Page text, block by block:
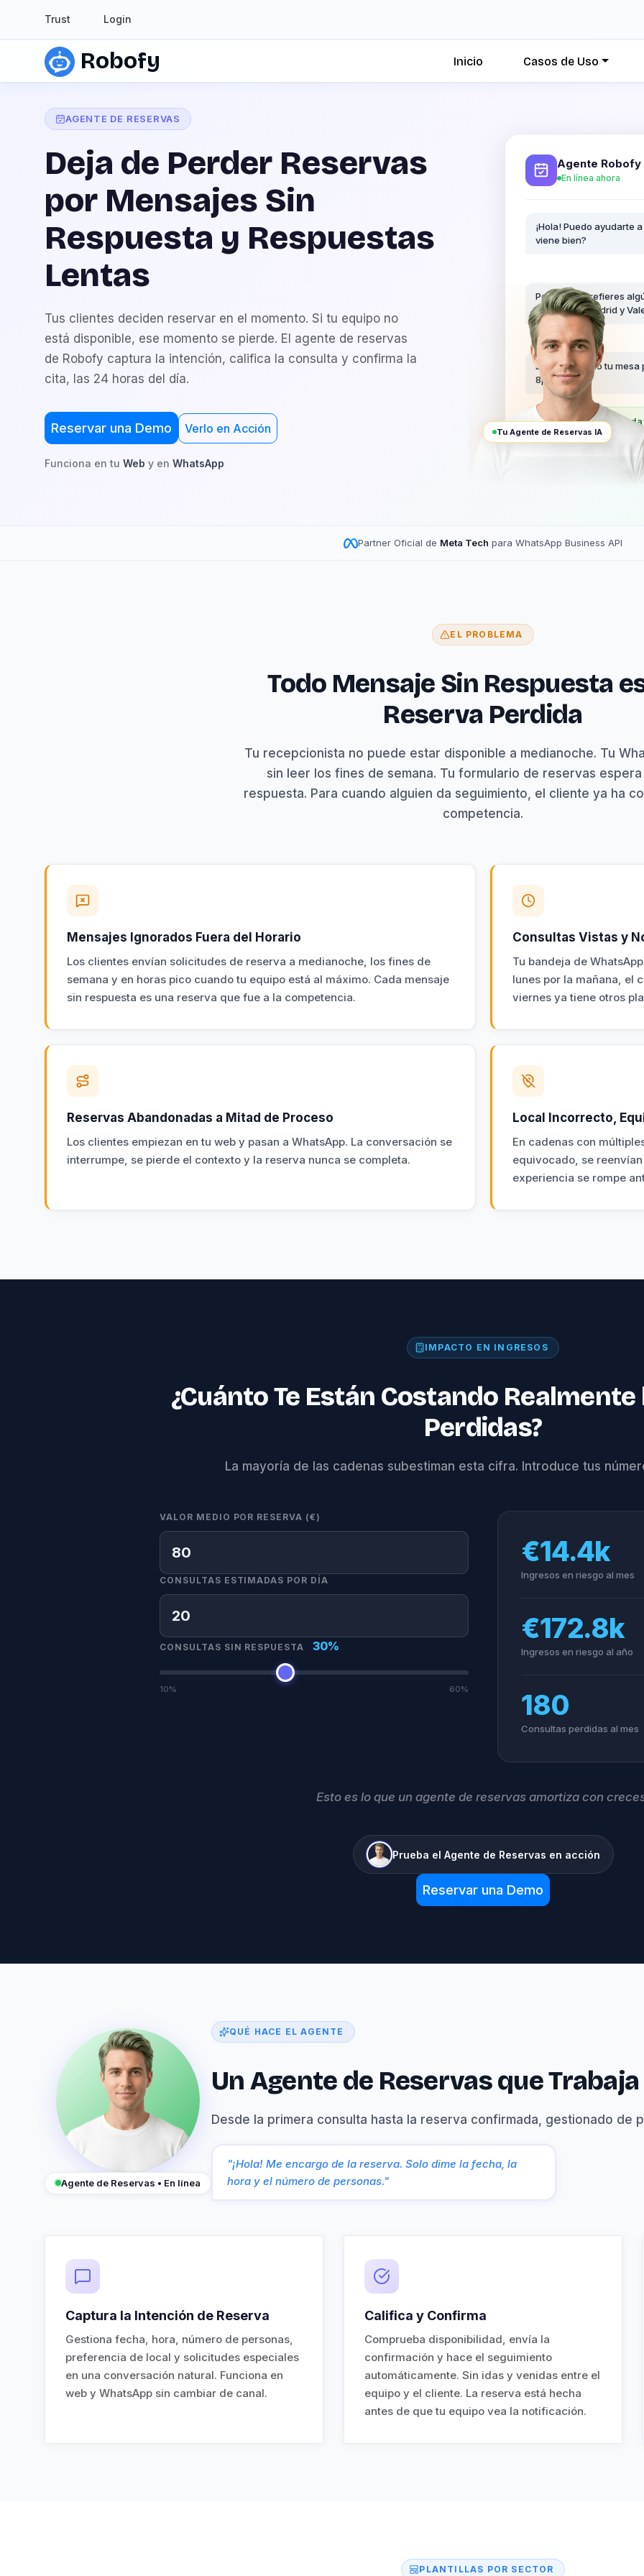
Trust Login
Robofy Inicio Casos de Uso
AGENTE DE RESERVAS
Deja de Perder Reservas
por Mensajes Sin
Respuesta y Respuestas
Lentas
Tus clientes deciden reservar en el momento. Si tu equipo no
está disponible, ese momento se pierde. El agente de reservas
de Robofy captura la intención, califica la consulta y confirma la
cita, las 24 horas del día.
Reservar una Demo Verlo en Acción
Funciona en tu Web y en WhatsApp
Tu Agente de Reservas IA
Agente Robofy
En línea ahora
¡Hola! Puedo ayudarte
viene bien?
Perfecto. ¿Prefieres
Barcelona, Madrid y
Listo. Confirmo tu
8pm.
Reserva
Partner Oficial de Meta Tech para WhatsApp Business API
EL PROBLEMA
Todo Mensaje Sin Respuesta
Reserva Perdida
Tu recepcionista no puede estar disponible a medianoche. Tu
sin leer los fines de semana. Tu formulario de reservas
respuesta. Para cuando alguien da seguimiento, el cliente ya ha
competencia.
Mensajes Ignorados Fuera del Horario
Los clientes envían solicitudes de reserva a medianoche, los fines de
semana y en horas pico cuando tu equipo está al máximo. Cada mensaje
sin respuesta es una reserva que fue a la competencia.
Consultas Vistas y
Tu bandeja de
lunes por la mañana, el
viernes ya tiene otros
Reservas Abandonadas a Mitad de Proceso
Los clientes empiezan en tu web y pasan a WhatsApp. La conversación se
interrumpe, se pierde el contexto y la reserva nunca se completa.
Local Incorrecto,
En cadenas con
equivocado, se
experiencia se rompe
IMPACTO EN INGRESOS
¿Cuánto Te Están Costando
Perdidas?
La mayoría de las cadenas subestiman esta cifra. Introduce tus
VALOR MEDIO POR RESERVA (€)
CONSULTAS ESTIMADAS POR DÍA
CONSULTAS SIN RESPUESTA 30%
10% 60%
€14.4k
Ingresos en riesgo al mes
€172.8k
Ingresos en riesgo al año
180
Consultas perdidas al mes
Esto es lo que un agente de reservas amortiza con
Prueba el Agente de Reservas en acción
Reservar una Demo
Agente de Reservas • En línea
QUÉ HACE EL AGENTE
Un Agente de Reservas que
Desde la primera consulta hasta la reserva confirmada, gestionado de
"¡Hola! Me encargo de la reserva. Solo dime la fecha, la
hora y el número de personas."
Captura la Intención de Reserva
Gestiona fecha, hora, número de personas,
preferencia de local y solicitudes especiales
en una conversación natural. Funciona en
web y WhatsApp sin cambiar de canal.
Califica y Confirma
Comprueba disponibilidad, envía la
confirmación y hace el seguimiento
automáticamente. Sin idas y venidas entre el
equipo y el cliente. La reserva está hecha
antes de que tu equipo vea la notificación.
PLANTILLAS POR SECTOR